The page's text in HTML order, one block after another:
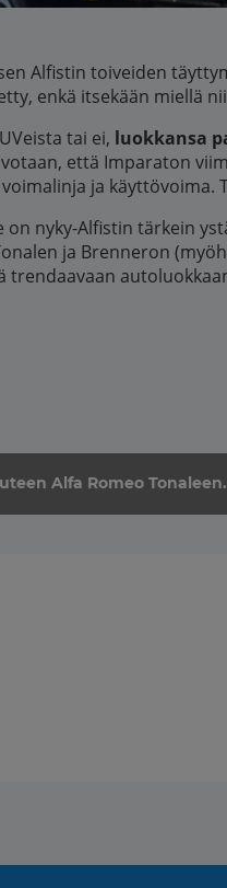
Alfistin toiveiden
enkä itsekään miellä
tai ei, luokkansa
että Imparaton
ja
on nyky-Alfistin tärkein
ja Brenneron
trendaavaan
Alfa Romeo Tonaleen.